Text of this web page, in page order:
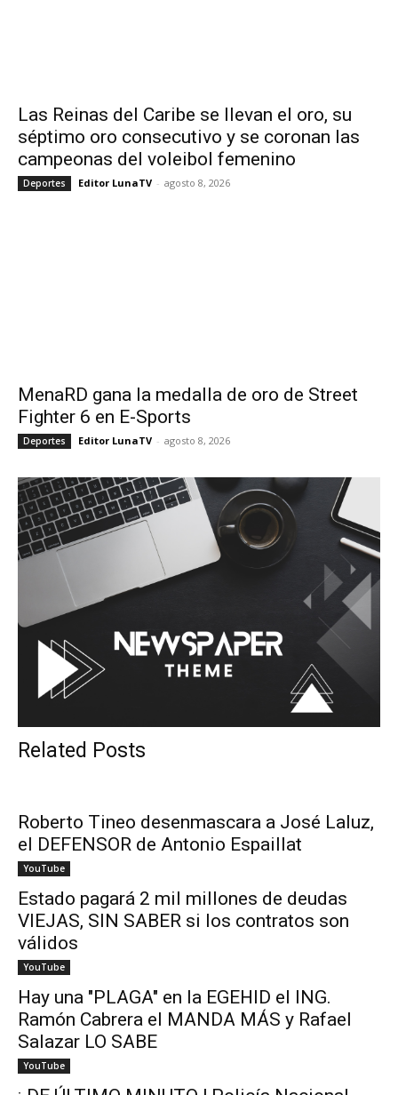
Las Reinas del Caribe se llevan el oro, su
séptimo oro consecutivo y se coronan las
campeonas del voleibol femenino
Deportes Editor LunaTV - agosto 8, 2026
MenaRD gana la medalla de oro de Street
Fighter 6 en E-Sports
Deportes Editor LunaTV - agosto 8, 2026
Related Posts
Roberto Tineo desenmascara a José Laluz,
el DEFENSOR de Antonio Espaillat
YouTube
Estado pagará 2 mil millones de deudas
VIEJAS, SIN SABER si los contratos son
válidos
YouTube
Hay una "PLAGA" en la EGEHID el ING.
Ramón Cabrera el MANDA MÁS y Rafael
Salazar LO SABE
YouTube